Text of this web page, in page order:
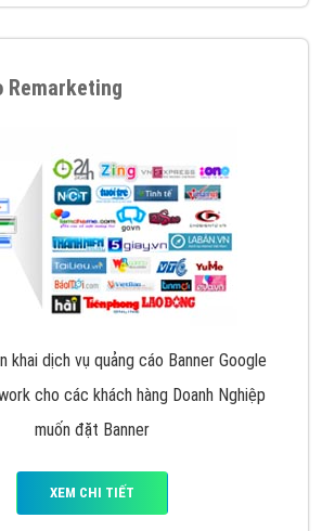
Remarketing
khai dịch vụ quảng cáo Banner Google
cho các khách hàng Doanh Nghiệp
muốn đặt Banner
XEM CHI TIẾT